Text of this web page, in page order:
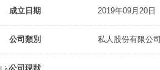
成立日期 2019年09月20日
公司類別 私人股份有限公司
公司現狀